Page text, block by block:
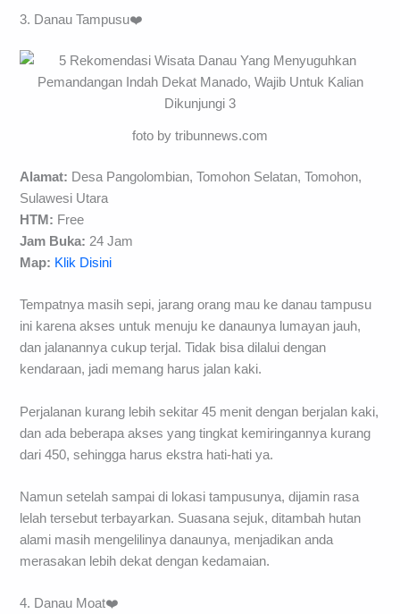
3. Danau Tampusu❤️
foto by tribunnews.com
Alamat: Desa Pangolombian, Tomohon Selatan, Tomohon,
Sulawesi Utara
HTM: Free
Jam Buka: 24 Jam
Map: Klik Disini
Tempatnya masih sepi, jarang orang mau ke danau tampusu
ini karena akses untuk menuju ke danaunya lumayan jauh,
dan jalanannya cukup terjal. Tidak bisa dilalui dengan
kendaraan, jadi memang harus jalan kaki.
Perjalanan kurang lebih sekitar 45 menit dengan berjalan kaki,
dan ada beberapa akses yang tingkat kemiringannya kurang
dari 450, sehingga harus ekstra hati-hati ya.
Namun setelah sampai di lokasi tampusunya, dijamin rasa
lelah tersebut terbayarkan. Suasana sejuk, ditambah hutan
alami masih mengelilinya danaunya, menjadikan anda
merasakan lebih dekat dengan kedamaian.
4. Danau Moat❤️